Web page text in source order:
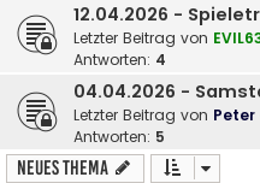
12.04.2026 -
Letzter Beitrag von
Antworten: 4
04.04.2026 -
Letzter Beitrag von Peter
Antworten: 5
Neues Thema